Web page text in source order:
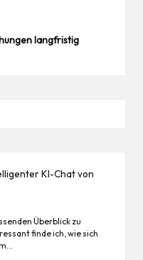
langfristig
KI-Chat von
Überblick zu
finde ich, wie sich